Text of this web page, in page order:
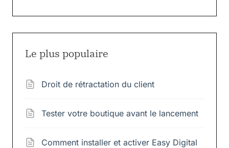
Le plus populaire
Droit de rétractation du client
Tester votre boutique avant le lancement
Comment installer et activer Easy Digital